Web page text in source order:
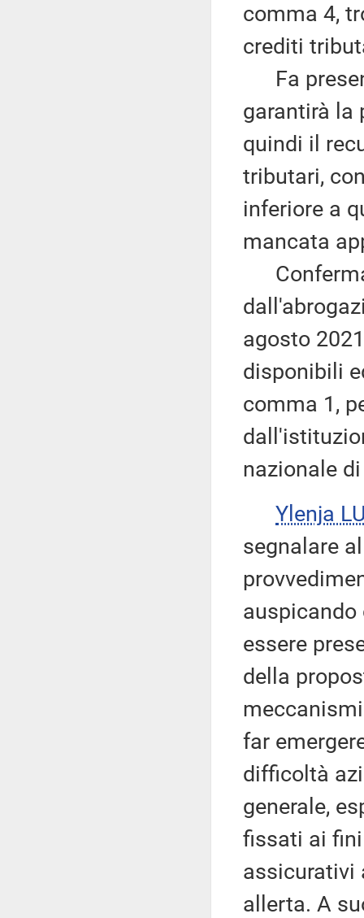
comma 4,
crediti
Fa
garantirà la
quindi il
tributari,
inferiore a
mancata
agosto
disponibili
comma 1,
nazionale
Ylenja
segnalare
auspicando
essere
della
far
difficoltà
generale,
fissati ai
assicurativi
allerta. A